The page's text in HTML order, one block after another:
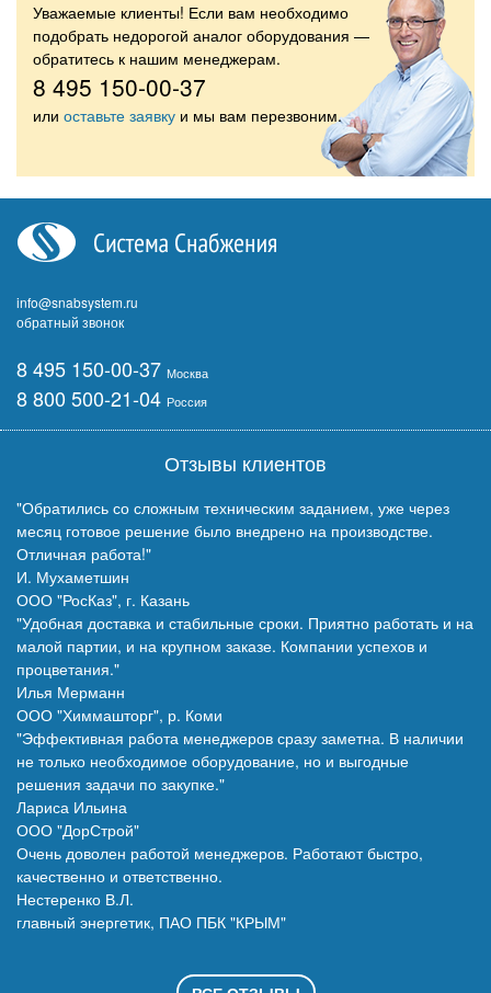
Уважаемые клиенты! Если вам необходимо
подобрать недорогой аналог оборудования —
обратитесь к нашим менеджерам.
8 495 150-00-37
или оставьте заявку и мы вам перезвоним.
info@snabsystem.ru
обратный звонок
8 495 150-00-37 Москва
8 800 500-21-04 Россия
Отзывы клиентов
"Обратились со сложным техническим заданием, уже через
месяц готовое решение было внедрено на производстве.
Отличная работа!"
И. Мухаметшин
ООО "РосКаз", г. Казань
"Удобная доставка и стабильные сроки. Приятно работать и на
малой партии, и на крупном заказе. Компании успехов и
процветания."
Илья Мерманн
ООО "Химмашторг", р. Коми
"Эффективная работа менеджеров сразу заметна. В наличии
не только необходимое оборудование, но и выгодные
решения задачи по закупке."
Лариса Ильина
ООО "ДорСтрой"
Очень доволен работой менеджеров. Работают быстро,
качественно и ответственно.
Нестеренко В.Л.
главный энергетик, ПАО ПБК "КРЫМ"